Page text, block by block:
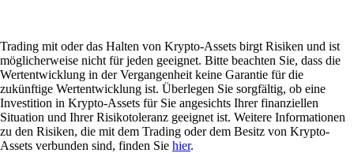
Trading mit oder das Halten von Krypto-Assets birgt Risiken und ist
möglicherweise nicht für jeden geeignet. Bitte beachten Sie, dass die
Wertentwicklung in der Vergangenheit keine Garantie für die
zukünftige Wertentwicklung ist. Überlegen Sie sorgfältig, ob eine
Investition in Krypto-Assets für Sie angesichts Ihrer finanziellen
Situation und Ihrer Risikotoleranz geeignet ist. Weitere Informationen
zu den Risiken, die mit dem Trading oder dem Besitz von Krypto-
Assets verbunden sind, finden Sie hier.